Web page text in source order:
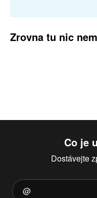
Zrovna tu nic
Co je
Dostávejte